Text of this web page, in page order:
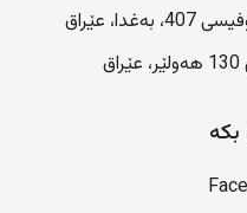
بکە